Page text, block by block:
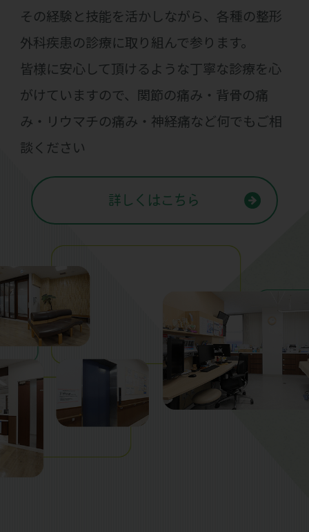
その経験と技能を活かしながら、各種の整形
外科疾患の診療に取り組んで参ります。
皆様に安心して頂けるような丁寧な診療を心
がけていますので、関節の痛み・背骨の痛
み・リウマチの痛み・神経痛など何でもご相
談ください
詳しくはこちら